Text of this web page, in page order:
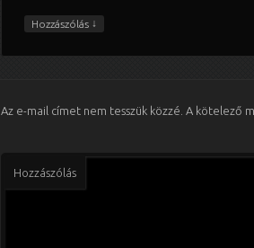
Hozzászólás ↓
Az e-mail címet nem tesszük közzé. A kötelező
Hozzászólás